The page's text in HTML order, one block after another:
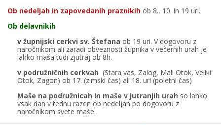
Ob nedeljah in zapovedanih praznikih ob 8., 10. in 19 uri.
Ob delavnikih
v župnijski cerkvi sv. Štefana ob 19 uri. V dogovoru z
naročnikom ali zaradi obveznosti župnika v večernih urah je
lahko maša tudi zjutraj ob 8h.
v podružničnih cerkvah (Stara vas, Zalog, Mali Otok, Veliki
Otok, Zagon) ob 17. (zimski čas) ali 18. uri (poletni čas)
Maše na podružnicah in maše v jutranjih urah so lahko
vsak dan v tednu razen ob nedeljah po dogovoru z
naročnikom svete maše.